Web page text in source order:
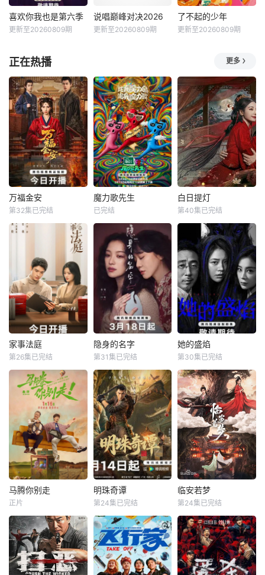
彤等美食主播、主
持，緊貼最新飲食
情報與優惠，深入
羅超人氣食店
的生命力站上舞
台，他们不设限不
喜欢你我也是第六季
#2026爱桃综快乐
不重样# #2026爱
奇艺新生片单# #
喜欢你我也是# 第
六季暖心回归！恋
综IP携“恋爱旅行
季”而来，单身男女
嘉宾将在山河湖海
间旅行、深化爱
意、了解彼此，一
起期待这场旅途中
的心动与
喜欢你我也是第六季
更新至20260809期
说唱巅峰对决2026
不重样# #说唱十
周年巅峰对决#全
新升级归来，这次
不止比技术，更要
玩灵魂共振！最顶
的舞台+最真的故
事，让每个beat都
成为年轻态度的发
生器【嘿叭电影-为
您提供最新的高清
视觉盛宴】十
说唱巅峰对决2026
更新至20260809期
了不起的少年
中国首档青少年创
造力文化科普传承
创新综艺《了不起
的少年》，以“非遗
不老，文明永续”为
第一季核心主题，
下设“了不起的非
遗”“了不起的练习
生”“了不起的挑战”
三大特色板块。节
目打破传统科普边
界，将国家级非
了不起的少年
更新至20260809期
正在热播 更多
万福金安
吴曼思
皇后顾清遭害葬身
火海，魂穿为尚衣
局婢女凤卿。为护
妹妹顾婉、查找真
凶，她以婢女之身
周旋于一众嫔妃之
间，更联合太医弟
弟顾玹智斗后宫各
方势力，于九重宫
阙步步为营，与帝
交锋中悄然重续
【嘿叭电影
万福金安
第32集已完结
魔力歌先生
大张伟
来自各行各业、不
同身份年龄的魔力s
ir正式集结！进阶
舞台考核已就位，
竞逐魔力歌的极致
演绎，在欢乐解
压、魔力开唱的氛
围里，共同诞生年
度魔力歌先生，一
段充满未知与惊喜
启【嘿叭电影-高清
视频
魔力歌先生
已完结
白日提灯
陈飞宇
魏哲鸣
改编自黎青燃小说
《白日提灯》。
天赋卓然的鬼王
贺思慕，在休
白日提灯
第40集已完结
家事法庭
黄璐
青年法官沈谢秩携
手律师秦睿，与舒
静、胡艾溪、陈向
辉等法律同侪深入
基层工作，为人民
群众解决亲子矛
盾、婚姻困境等纷
繁的社会、家庭问
题；在一桩桩案件
中，秉持法律无情
行初心使命、坚守
法治信仰的
家事法庭
第26集已完结
隐身的名字
刘雅瑟
本剧改编自豆瓣阅
读连载小说《隐身
的名字》，作者易
难【嘿叭电影-高清
视频免费在线观
看】
隐身的名字
第31集已完结
她的盛焰
袁姗姗
三年前，数学天才
饶雨瓷被闺蜜兼创
业合伙人白靓靓设
计构陷，因‘药物成
瘾’袭击母亲，被家
人强制送进了心康
治疗中心接受治
疗，而白靓靓靠卖
掉两人创办的公
司，成为历森集团
情、爱情、事业悉
数从她的
她的盛焰
第30集已完结
马腾你别走
宋茜
没钱没爱还没心没
肺的马腾（林更新
饰）人近中年一事
马腾你别走
正片
明珠奇谭
李艺彤
一双绣花鞋拉开了
文物专家陈友熙的
冒险序幕，四人冒
明珠奇谭
第24集已完结
临安若梦
白川
出品公司：中视天
鸿 开机时间：
7月末
临安若梦
第24集已完结